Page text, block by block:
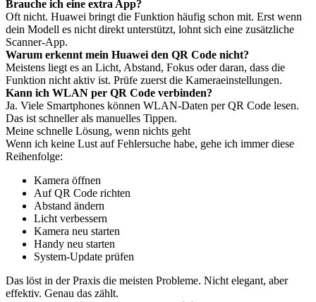
Brauche ich eine extra App?
Oft nicht. Huawei bringt die Funktion häufig schon mit. Erst wenn
dein Modell es nicht direkt unterstützt, lohnt sich eine zusätzliche
Scanner-App.
Warum erkennt mein Huawei den QR Code nicht?
Meistens liegt es an Licht, Abstand, Fokus oder daran, dass die
Funktion nicht aktiv ist. Prüfe zuerst die Kameraeinstellungen.
Kann ich WLAN per QR Code verbinden?
Ja. Viele Smartphones können WLAN-Daten per QR Code lesen.
Das ist schneller als manuelles Tippen.
Meine schnelle Lösung, wenn nichts geht
Wenn ich keine Lust auf Fehlersuche habe, gehe ich immer diese
Reihenfolge:
Kamera öffnen
Auf QR Code richten
Abstand ändern
Licht verbessern
Kamera neu starten
Handy neu starten
System-Update prüfen
Das löst in der Praxis die meisten Probleme. Nicht elegant, aber
effektiv. Genau das zählt.